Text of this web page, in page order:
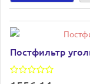
Постфильтр